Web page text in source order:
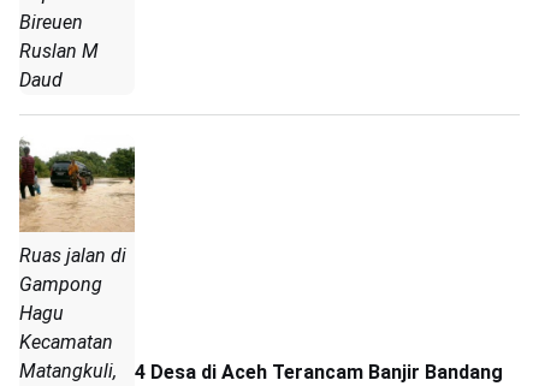
Bireuen
Ruslan M
Daud
Ruas jalan di
Gampong
Hagu
Kecamatan
Matangkuli,
4 Desa di Aceh Terancam Banjir Bandang